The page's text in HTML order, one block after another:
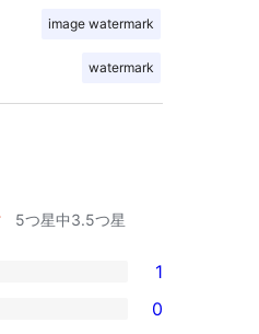
image watermark
watermark
5つ星中3.5つ星
1
0